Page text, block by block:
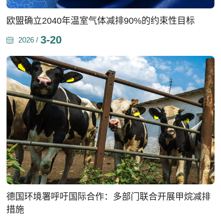
欧盟确立2040年温室气体减排90%的约束性目标
2026 / 3-20
德国环境署呼吁国际合作：多部门联合开展甲烷减排
措施